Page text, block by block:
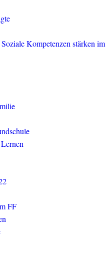
Kompetenzen stärken im
FF